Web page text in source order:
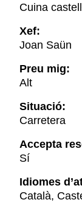
Cuina
Xef:
Joan Saün
Preu mig:
Alt
Situació:
Carretera
Accepta
Sí
Idiomes
Català,